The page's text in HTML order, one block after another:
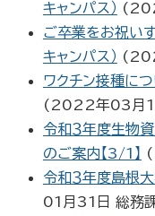
キャンパス） (
ご卒業をお祝い
キャンパス） (
ワクチン接種につ
( 2022年03月
令和３年度生物
のご案内【3/1】
(
令和３年度島根
01月31日 総務